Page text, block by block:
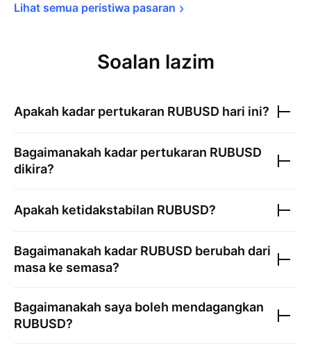
Lihat semua peristiwa pasaran
Soalan lazim
Apakah kadar pertukaran RUBUSD hari ini?
Bagaimanakah kadar pertukaran RUBUSD
dikira?
Apakah ketidakstabilan RUBUSD?
Bagaimanakah kadar RUBUSD berubah dari
masa ke semasa?
Bagaimanakah saya boleh mendagangkan
RUBUSD?